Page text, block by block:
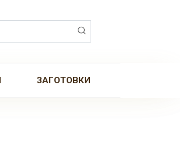
ЗАГОТОВКИ